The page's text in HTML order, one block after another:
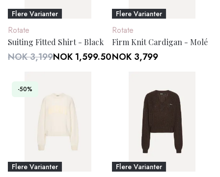
Flere Varianter
Rotate
Suiting Fitted Shirt - Black
NOK 3,199NOK 1,599.50
Flere Varianter
Rotate
Firm Knit Cardigan - Molé
NOK 3,799
-50%
Flere Varianter Flere Varianter